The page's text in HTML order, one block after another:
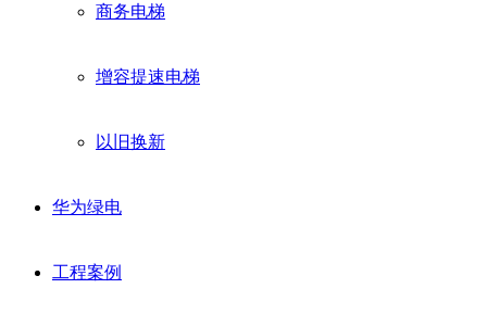
商务电梯
增容提速电梯
以旧换新
华为绿电
工程案例